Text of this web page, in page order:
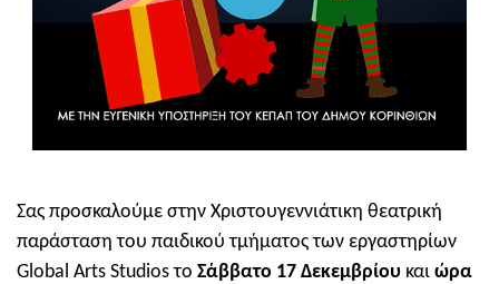
Σας προσκαλούμε στην Χριστουγεννιάτικη θεατρική
παράσταση του παιδικού τμήματος των εργαστηρίων
Global Arts Studios το Σάββατο 17 Δεκεμβρίου και ώρα